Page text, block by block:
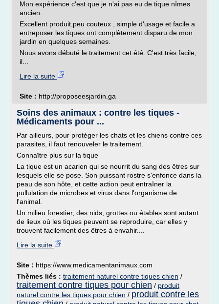
Mon expérience c'est que je n'ai pas eu de tique nîmes
ancien.
Excellent produit,peu couteux , simple d'usage et facile a
entreposer les tiques ont complètement disparu de mon
jardin en quelques semaines.
Nous avons débuté le traitement cet été. C'est très facile,
il...
Lire la suite
Site : http://proposeesjardin.ga
Soins des animaux : contre les tiques -
Médicaments pour ...
Par ailleurs, pour protéger les chats et les chiens contre ces
parasites, il faut renouveler le traitement.
Connaître plus sur la tique
La tique est un acarien qui se nourrit du sang des êtres sur
lesquels elle se pose. Son puissant rostre s'enfonce dans la
peau de son hôte, et cette action peut entraîner la
pullulation de microbes et virus dans l'organisme de
l'animal.
Un milieu forestier, des nids, grottes ou étables sont autant
de lieux où les tiques peuvent se reproduire, car elles y
trouvent facilement des êtres à envahir....
Lire la suite
Site : https://www.medicamentanimaux.com
Thèmes liés : traitement naturel contre tiques chien /
traitement contre tiques pour chien / produit
naturel contre les tiques pour chien / produit contre les